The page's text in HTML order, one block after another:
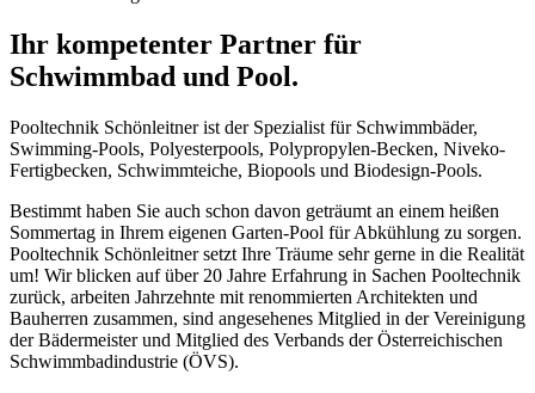
Ihr kompetenter Partner für
Schwimmbad und Pool.
Pooltechnik Schönleitner ist der Spezialist für Schwimmbäder,
Swimming-Pools, Polyesterpools, Polypropylen-Becken, Niveko-
Fertigbecken, Schwimmteiche, Biopools und Biodesign-Pools.
Bestimmt haben Sie auch schon davon geträumt an einem heißen
Sommertag in Ihrem eigenen Garten-Pool für Abkühlung zu sorgen.
Pooltechnik Schönleitner setzt Ihre Träume sehr gerne in die Realität
um! Wir blicken auf über 20 Jahre Erfahrung in Sachen Pooltechnik
zurück, arbeiten Jahrzehnte mit renommierten Architekten und
Bauherren zusammen, sind angesehenes Mitglied in der Vereinigung
der Bädermeister und Mitglied des Verbands der Österreichischen
Schwimmbadindustrie (ÖVS).